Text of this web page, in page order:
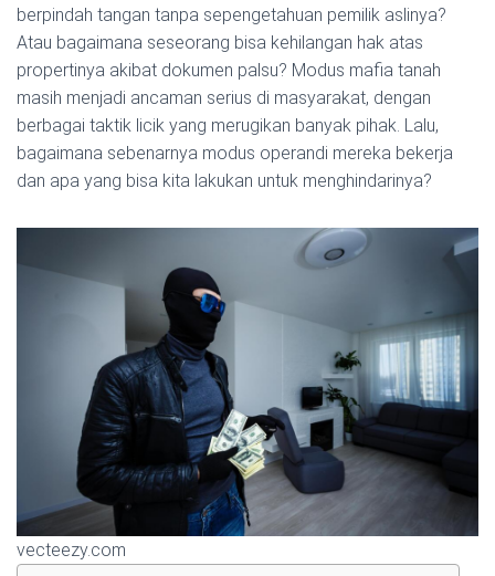
berpindah tangan tanpa sepengetahuan pemilik aslinya?
Atau bagaimana seseorang bisa kehilangan hak atas
propertinya akibat dokumen palsu? Modus mafia tanah
masih menjadi ancaman serius di masyarakat, dengan
berbagai taktik licik yang merugikan banyak pihak. Lalu,
bagaimana sebenarnya modus operandi mereka bekerja
dan apa yang bisa kita lakukan untuk menghindarinya?
vecteezy.com